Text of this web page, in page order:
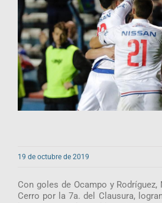
19 de octubre de 2019
Con goles de Ocampo y
Cerro por la 7a. del Clausura,